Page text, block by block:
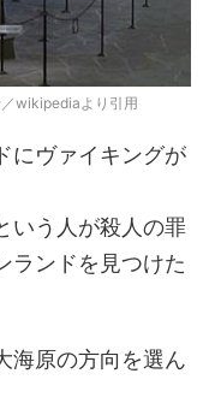
wikipediaより引用
にヴァイキングが
いう人が殺人の罪
ランドを見つけた
海原の方向を選ん